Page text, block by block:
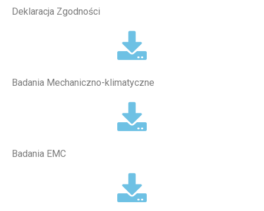
Deklaracja Zgodności
Badania Mechaniczno-klimatyczne
Badania EMC